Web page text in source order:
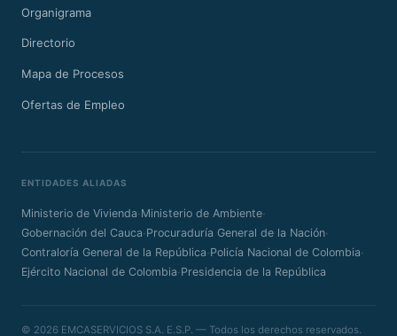
Organigrama
Directorio
Mapa de Procesos
Ofertas de Empleo
ENTIDADES ALIADAS
Ministerio de Vivienda·Ministerio de Ambiente·
Gobernación del Cauca·Procuraduría General de la Nación·
Contraloría General de la República·Policía Nacional de Colombia·
Ejército Nacional de Colombia·Presidencia de la República
© 2026 EMCASERVICIOS S.A. E.S.P. — Todos los derechos reservados.